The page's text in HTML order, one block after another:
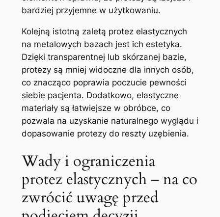
bardziej przyjemne w użytkowaniu.
Kolejną istotną zaletą protez ‍elastycznych
na metalowych bazach jest⁣ ich estetyka.
Dzięki ⁢transparentnej lub skórzanej bazie,
protezy są⁢ mniej widoczne⁣ dla innych osób,
⁤co⁣ znacząco poprawia‌ poczucie pewności
siebie ‍pacjenta. Dodatkowo, elastyczne
materiały są łatwiejsze w obróbce, co
pozwala na uzyskanie naturalnego wyglądu i
dopasowanie protezy do reszty uzębienia.
Wady i ⁣ograniczenia⁤
protez elastycznych – na co
zwrócić uwagę przed